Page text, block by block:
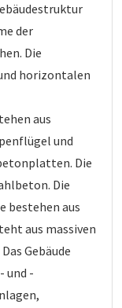
der
Die
horizontalen
aus
und
Die
Die
bestehen aus
aus massiven
Gebäude
und -